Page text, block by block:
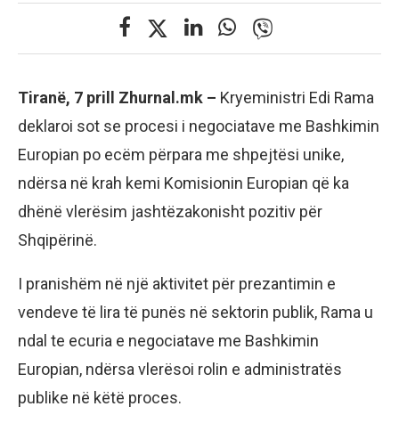
Tiranë, 7 prill Zhurnal.mk – Kryeministri Edi Rama
deklaroi sot se procesi i negociatave me Bashkimin
Europian po ecëm përpara me shpejtësi unike,
ndërsa në krah kemi Komisionin Europian që ka
dhënë vlerësim jashtëzakonisht pozitiv për
Shqipërinë.
I pranishëm në një aktivitet për prezantimin e
vendeve të lira të punës në sektorin publik, Rama u
ndal te ecuria e negociatave me Bashkimin
Europian, ndërsa vlerësoi rolin e administratës
publike në këtë proces.